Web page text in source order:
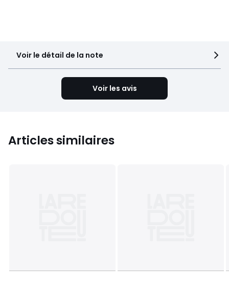
Voir le détail de la note
Voir les avis
Articles similaires